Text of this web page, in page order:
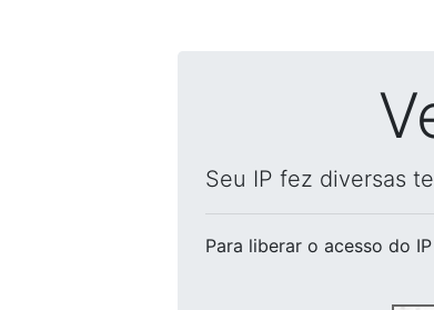
Seu IP fez diversas
Para liberar o acesso do IP